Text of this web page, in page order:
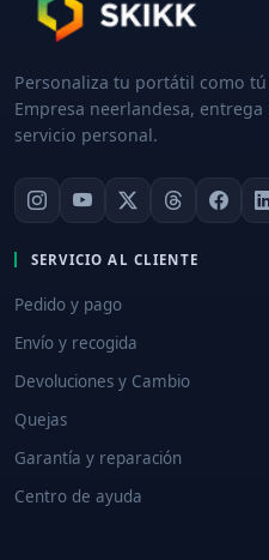
Personaliza tu portátil como
Empresa neerlandesa,
servicio personal.
SERVICIO AL CLIENTE
Pedido y pago
Envío y recogida
Devoluciones y Cambio
Quejas
Garantía y reparación
Centro de ayuda